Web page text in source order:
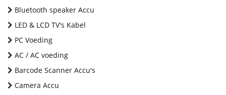
Bluetooth speaker Accu
LED & LCD TV's Kabel
PC Voeding
AC / AC voeding
Barcode Scanner Accu's
Camera Accu